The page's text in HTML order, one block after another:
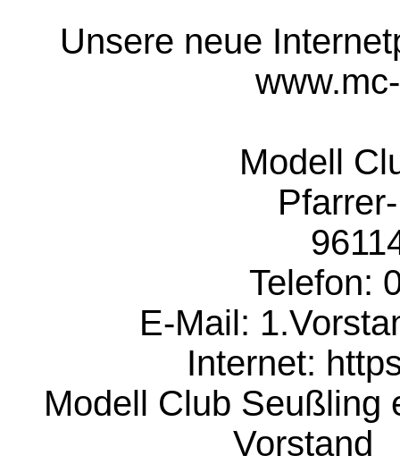
Unsere neue
Telefon:
E-Mail:
Internet:
Modell Club Seußling
Vorstand